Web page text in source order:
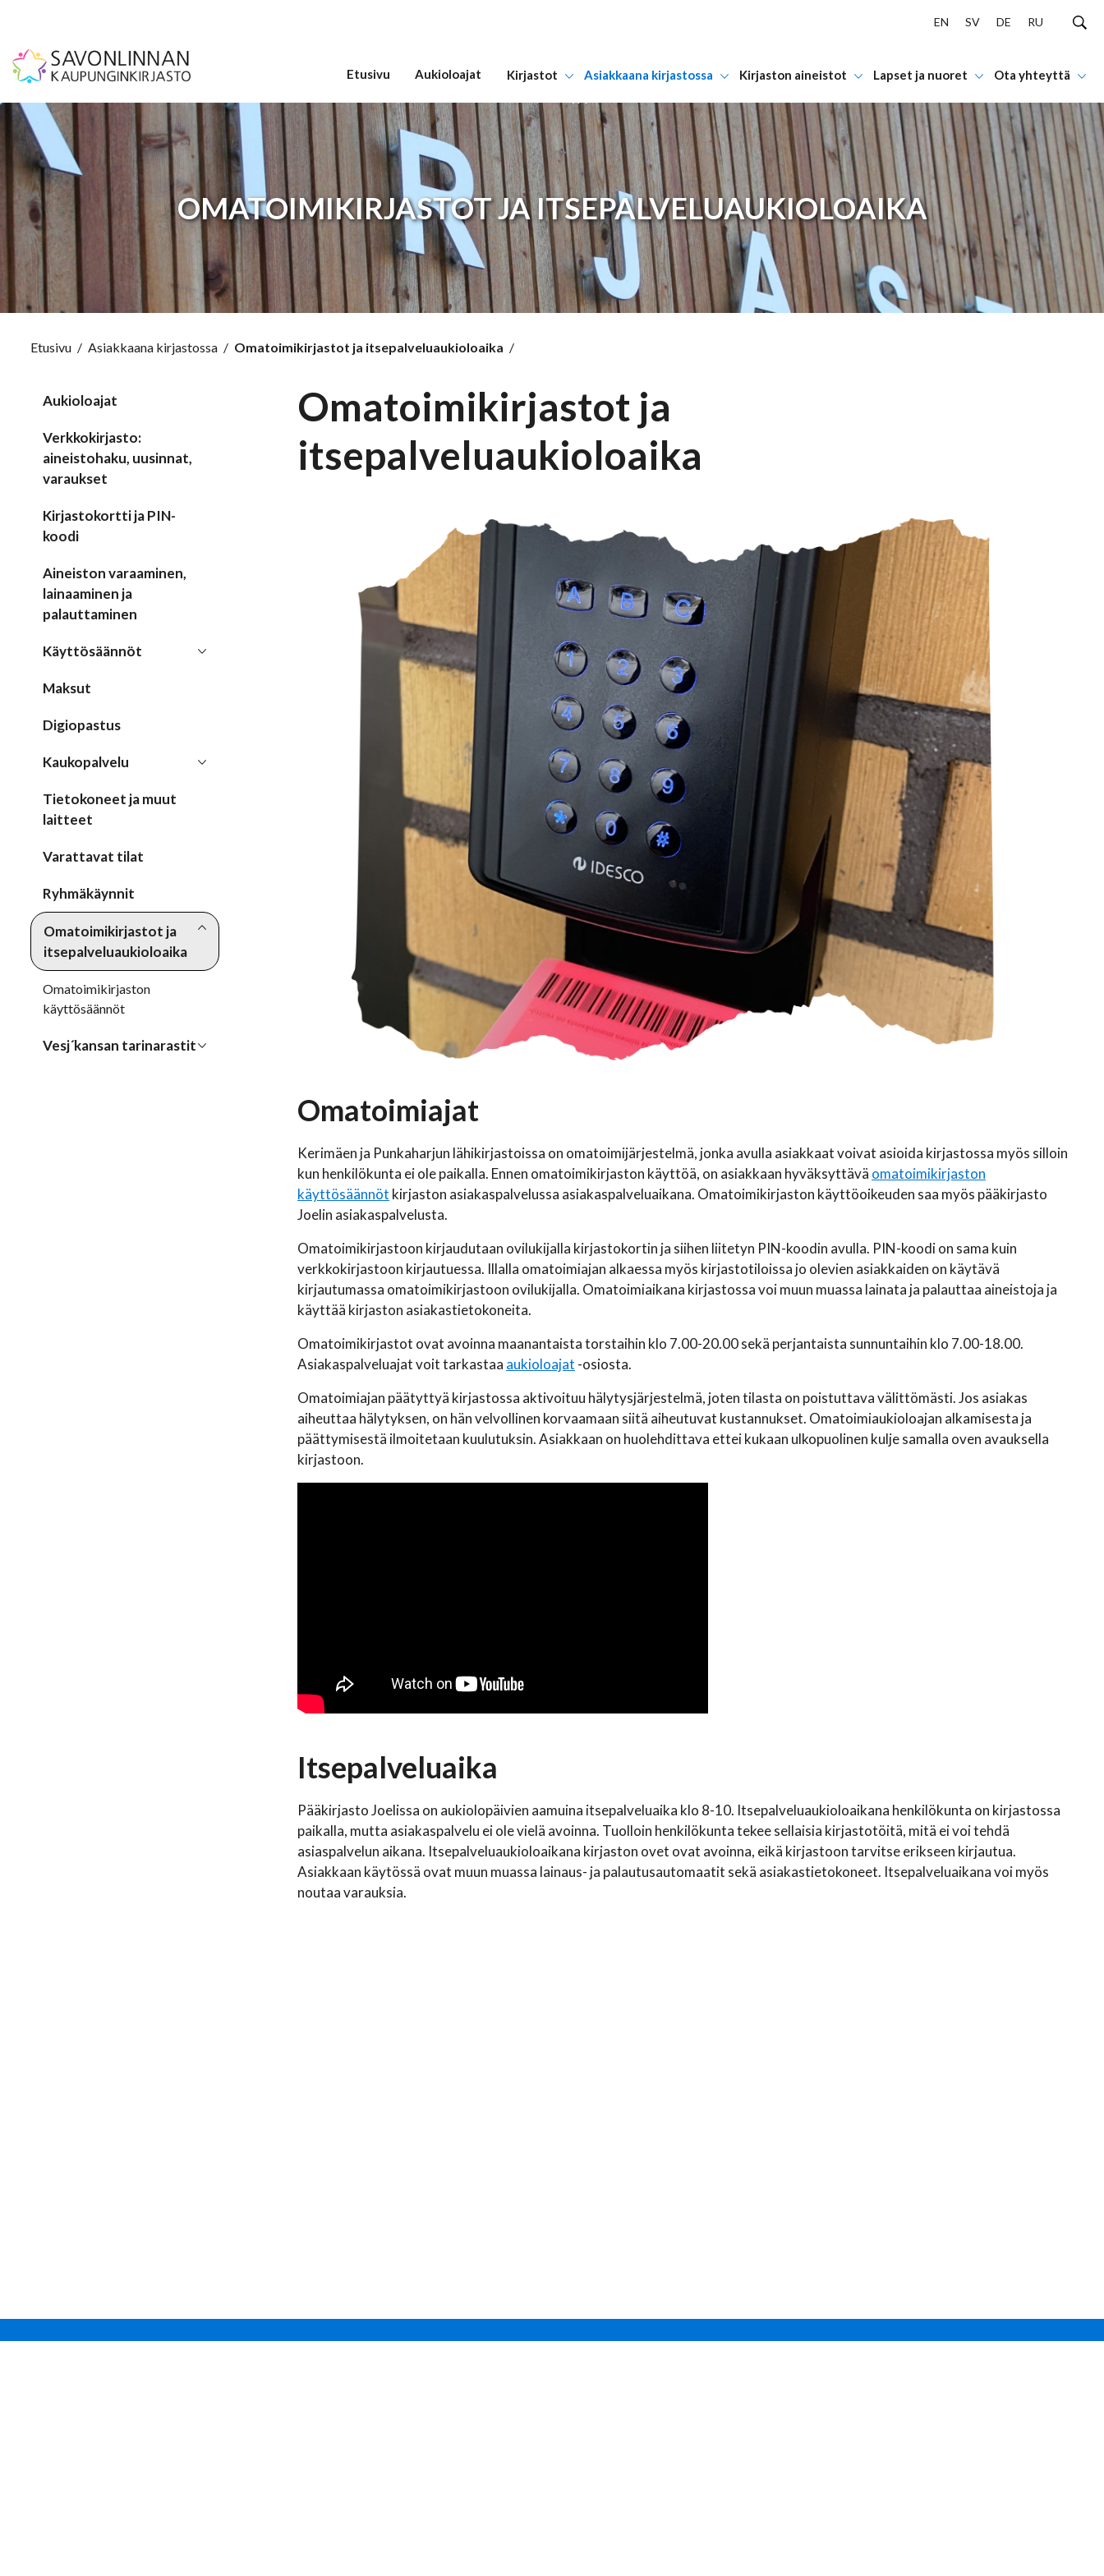
EN SV DE RU
Etusivu Aukioloajat Kirjastot Asiakkaana kirjastossa Kirjaston aineistot Lapset ja nuoret Ota yhteyttä
OMATOIMIKIRJASTOT JA ITSEPALVELUAUKIOLOAIKA
Etusivu / Asiakkaana kirjastossa / Omatoimikirjastot ja itsepalveluaukioloaika /
Aukioloajat
Verkkokirjasto:
aineistohaku, uusinnat,
varaukset
Kirjastokortti ja PIN-
koodi
Aineiston varaaminen,
lainaaminen ja
palauttaminen
Käyttösäännöt
Maksut
Digiopastus
Kaukopalvelu
Tietokoneet ja muut
laitteet
Varattavat tilat
Ryhmäkäynnit
Omatoimikirjastot ja
itsepalveluaukioloaika
Omatoimikirjaston
käyttösäännöt
Vesj´kansan tarinarastit
Omatoimikirjastot ja
itsepalveluaukioloaika
Omatoimiajat
Kerimäen ja Punkaharjun lähikirjastoissa on omatoimijärjestelmä, jonka avulla asiakkaat voivat asioida kirjastossa myös silloin
kun henkilökunta ei ole paikalla. Ennen omatoimikirjaston käyttöä, on asiakkaan hyväksyttävä omatoimikirjaston
käyttösäännöt kirjaston asiakaspalvelussa asiakaspalveluaikana. Omatoimikirjaston käyttöoikeuden saa myös pääkirjasto
Joelin asiakaspalvelusta.
Omatoimikirjastoon kirjaudutaan ovilukijalla kirjastokortin ja siihen liitetyn PIN-koodin avulla. PIN-koodi on sama kuin
verkkokirjastoon kirjautuessa. Illalla omatoimiajan alkaessa myös kirjastotiloissa jo olevien asiakkaiden on käytävä
kirjautumassa omatoimikirjastoon ovilukijalla. Omatoimiaikana kirjastossa voi muun muassa lainata ja palauttaa aineistoja ja
käyttää kirjaston asiakastietokoneita.
Omatoimikirjastot ovat avoinna maanantaista torstaihin klo 7.00-20.00 sekä perjantaista sunnuntaihin klo 7.00-18.00.
Asiakaspalveluajat voit tarkastaa aukioloajat -osiosta.
Omatoimiajan päätyttyä kirjastossa aktivoituu hälytysjärjestelmä, joten tilasta on poistuttava välittömästi. Jos asiakas
aiheuttaa hälytyksen, on hän velvollinen korvaamaan siitä aiheutuvat kustannukset. Omatoimiaukioloajan alkamisesta ja
päättymisestä ilmoitetaan kuulutuksin. Asiakkaan on huolehdittava ettei kukaan ulkopuolinen kulje samalla oven avauksella
kirjastoon.
Itsepalveluaika
Pääkirjasto Joelissa on aukiolopäivien aamuina itsepalveluaika klo 8-10. Itsepalveluaukioloaikana henkilökunta on kirjastossa
paikalla, mutta asiakaspalvelu ei ole vielä avoinna. Tuolloin henkilökunta tekee sellaisia kirjastotöitä, mitä ei voi tehdä
asiaspalvelun aikana. Itsepalveluaukioloaikana kirjaston ovet ovat avoinna, eikä kirjastoon tarvitse erikseen kirjautua.
Asiakkaan käytössä ovat muun muassa lainaus- ja palautusautomaatit sekä asiakastietokoneet. Itsepalveluaikana voi myös
noutaa varauksia.